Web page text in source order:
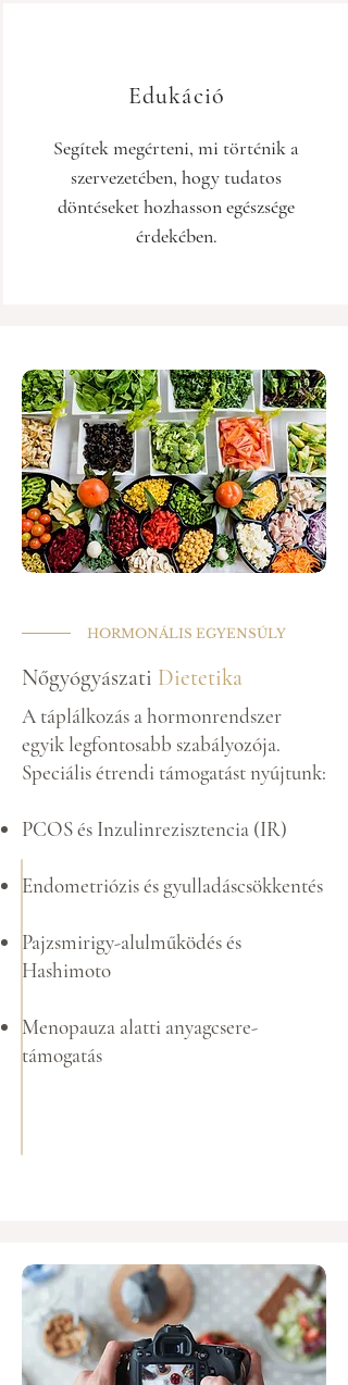
Edukáció
Segítek megérteni, mi történik a
szervezetében, hogy tudatos
döntéseket hozhasson egészsége
érdekében.
HORMONÁLIS EGYENSÚLY
Nőgyógyászati Dietetika
A táplálkozás a hormonrendszer
egyik legfontosabb szabályozója.
Speciális étrendi támogatást nyújtunk:​
PCOS és Inzulinrezisztencia (IR)
Endometriózis és gyulladáscsökkentés
Pajzsmirigy-alulműködés és
Hashimoto
Menopauza alatti anyagcsere-
támogatás